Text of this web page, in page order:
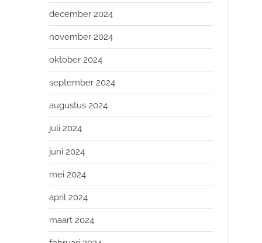
december 2024
november 2024
oktober 2024
september 2024
augustus 2024
juli 2024
juni 2024
mei 2024
april 2024
maart 2024